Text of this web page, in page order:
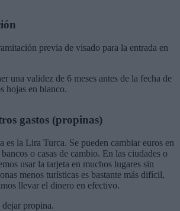
previa de visado para la entrada en
una validez de 6 meses antes de la fecha de
hojas en blanco.
gastos (propinas)
es la Lira Turca. Se pueden cambiar euros en
o casas de cambio. En las ciudades o
usar la tarjeta en muchos lugares sin
menos turísticas es bastante más difícil,
llevar el dinero en efectivo.
propina.